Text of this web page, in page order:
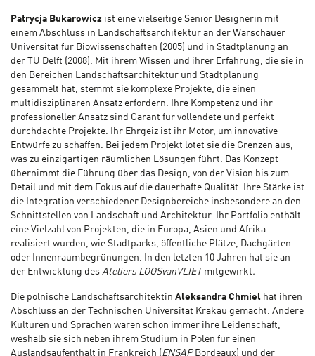
Patrycja Bukarowicz ist eine vielseitige Senior Designerin mit
einem Abschluss in Landschaftsarchitektur an der Warschauer
Universität für Biowissenschaften (2005) und in Stadtplanung an
der TU Delft (2008). Mit ihrem Wissen und ihrer Erfahrung, die sie in
den Bereichen Landschaftsarchitektur und Stadtplanung
gesammelt hat, stemmt sie komplexe Projekte, die einen
multidisziplinären Ansatz erfordern. Ihre Kompetenz und ihr
professioneller Ansatz sind Garant für vollendete und perfekt
durchdachte Projekte. Ihr Ehrgeiz ist ihr Motor, um innovative
Entwürfe zu schaffen. Bei jedem Projekt lotet sie die Grenzen aus,
was zu einzigartigen räumlichen Lösungen führt. Das Konzept
übernimmt die Führung über das Design, von der Vision bis zum
Detail und mit dem Fokus auf die dauerhafte Qualität. Ihre Stärke ist
die Integration verschiedener Designbereiche insbesondere an den
Schnittstellen von Landschaft und Architektur. Ihr Portfolio enthält
eine Vielzahl von Projekten, die in Europa, Asien und Afrika
realisiert wurden, wie Stadtparks, öffentliche Plätze, Dachgärten
oder Innenraumbegrünungen. In den letzten 10 Jahren hat sie an
der Entwicklung des Ateliers LOOSvanVLIETmitgewirkt.
Die polnische Landschaftsarchitektin Aleksandra Chmiel hat ihren
Abschluss an der Technischen Universität Krakau gemacht. Andere
Kulturen und Sprachen waren schon immer ihre Leidenschaft,
weshalb sie sich neben ihrem Studium in Polen für einen
Auslandsaufenthalt in Frankreich (ENSAPBordeaux) und der